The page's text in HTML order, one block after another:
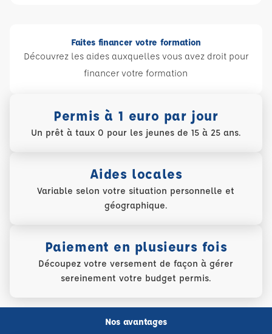
Faites financer votre formation
Découvrez les aides auxquelles vous avez droit pour
financer votre formation
Permis à 1 euro par jour
Un prêt à taux 0 pour les jeunes de 15 à 25 ans.
Aides locales
Variable selon votre situation personnelle et
géographique.
Paiement en plusieurs fois
Découpez votre versement de façon à gérer
sereinement votre budget permis.
Nos avantages